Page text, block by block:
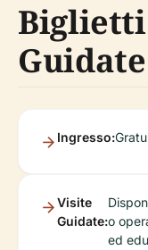
Guidate
Ingresso:
Visite
Guidate:o
ed